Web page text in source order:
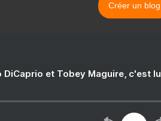
Créer un blog
DiCaprio et Tobey Maguire, c'est